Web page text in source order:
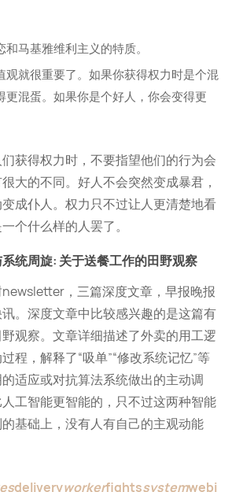
马基雅维利主义的特质。
观就很重要了。如果你获得权力时是个混
更混蛋。如果你是个好人，你会变得更
获得权力时，不要指望他们的行为会
大的不同。好人不会突然变成暴君，
成仆人。权力只不过让人更清楚地看
个什么样的人罢了。
统周旋: 关于送餐工作的田野观察
，三篇深度文章，早报晚报
。深度文章中比较感兴趣的是这篇有
观察。文章详细描述了外卖的用工逻
程，解释了“吸单”“修改系统记忆”等
适应或对抗算法系统做出的主动调
工智能更智能的，只不过这两种智能
基础上，没有人有自己的主观动能
deliveryworkerfightssystemwebi